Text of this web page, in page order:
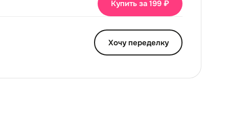
Купить за 199 ₽
Хочу переделку